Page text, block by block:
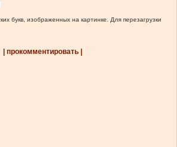
букв, изображенных на картинке. Для перезагрузки
| прокомментировать |